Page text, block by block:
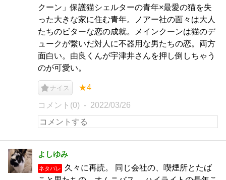
クーン」保護猫シェルターの青年×最愛の猫を失
った大きな家に住む青年。ノアー社の面々は大人
たちのビターな恋の成就。メインクーンは猫のデ
ュークが繋いだ対人に不器用な男たちの恋。両方
面白い。由良くんが宇津井さんを押し倒しちゃう
のが可愛い。
ナイス ★4
コメント(0) 2022/03/26
よしゆみ
ネタバレ
久々に再読。 同じ会社の、喫煙所とたば